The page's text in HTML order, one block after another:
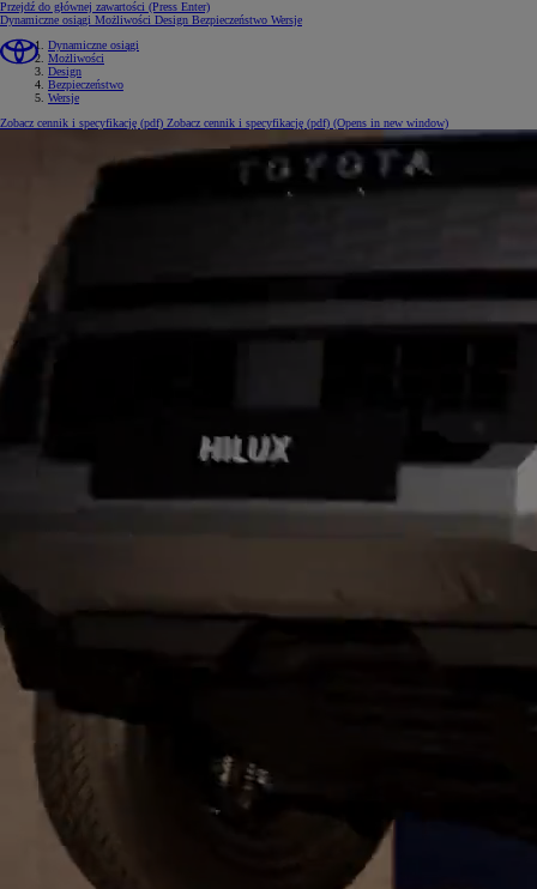
Przejdź do głównej zawartości (Press Enter)
Dynamiczne osiągi Możliwości Design Bezpieczeństwo Wersje
Dynamiczne osiągi
Możliwości
Design
Bezpieczeństwo
Wersje
Zobacz cennik i specyfikację (pdf) Zobacz cennik i specyfikację (pdf) (Opens in new window)